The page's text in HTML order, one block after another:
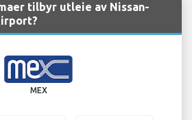
tilbyr utleie av Nissan-
MEX